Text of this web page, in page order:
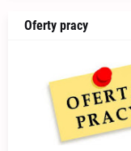
Oferty pracy